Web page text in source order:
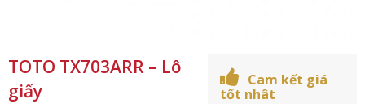
TOTO TX703ARR – Lô
giấy
Cam kết giá
tốt nhât